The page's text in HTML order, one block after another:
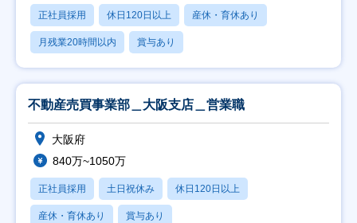
正社員採用 休日120日以上 産休・育休あり
月残業20時間以内 賞与あり
不動産売買事業部＿大阪支店＿営業職
大阪府
840万~1050万
正社員採用 土日祝休み 休日120日以上
産休・育休あり 賞与あり